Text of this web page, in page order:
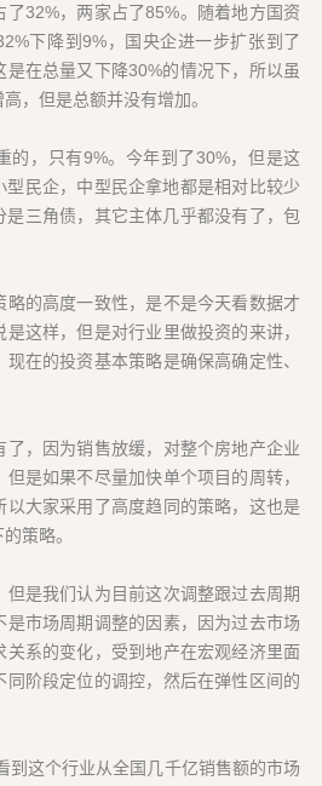
了32%，两家占了85%。随着地方国资
下降到9%，国央企进一步扩张到了
在总量又下降30%的情况下，所以虽
，但是总额并没有增加。
的，只有9%。今年到了30%，但是这
民企，中型民企拿地都是相对比较少
是三角债，其它主体几乎都没有了，包
的高度一致性，是不是今天看数据才
这样，但是对行业里做投资的来讲，
在的投资基本策略是确保高确定性、
了，因为销售放缓，对整个房地产企业
是如果不尽量加快单个项目的周转，
大家采用了高度趋同的策略，这也是
策略。
是我们认为目前这次调整跟过去周期
是市场周期调整的因素，因为过去市场
关系的变化，受到地产在宏观经济里面
同阶段定位的调控，然后在弹性区间的
到这个行业从全国几千亿销售额的市场